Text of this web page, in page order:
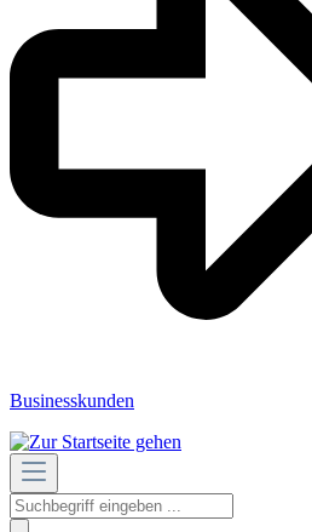
Businesskunden